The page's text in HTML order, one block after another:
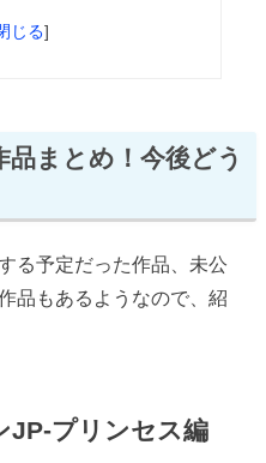
じる]
品まとめ！今後どう
る予定だった作品、未公
品もあるようなので、紹
JP-プリンセス編